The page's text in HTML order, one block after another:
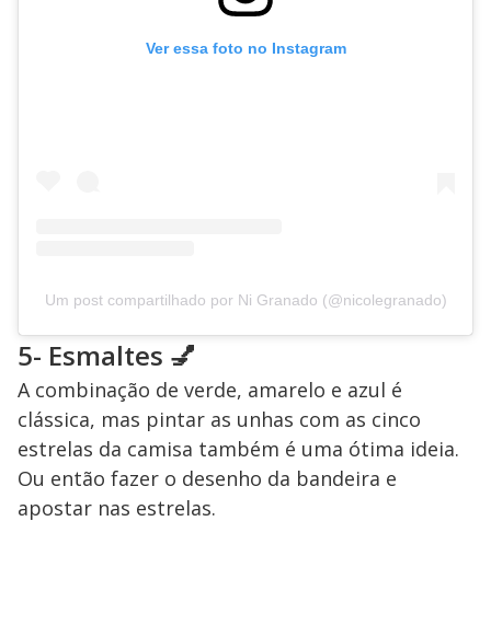
Ver essa foto no Instagram
Um post compartilhado por Ni Granado (@nicolegranado)
5- Esmaltes 💅
A combinação de verde, amarelo e azul é
clássica, mas pintar as unhas com as cinco
estrelas da camisa também é uma ótima ideia.
Ou então fazer o desenho da bandeira e
apostar nas estrelas.